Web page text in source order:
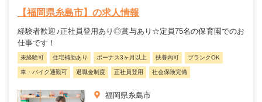
【福岡県糸島市】の求人情報
経験者歓迎♪正社員登用あり◎賞与あり☆定員75名の保育園でのお
仕事です！
未経験可 住宅補助あり ボーナス3ヶ月以上 扶養内可 ブランクOK
車・バイク通勤可 退職金制度 正社員登用 社会保険完備
福岡県糸島市